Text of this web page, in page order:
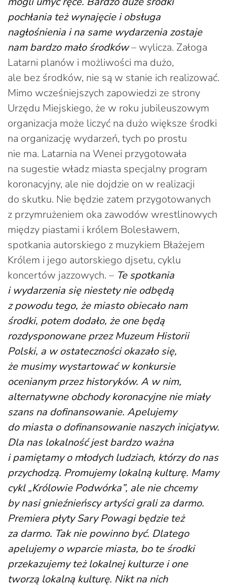
pochłania też wynajęcie i obsługa
nagłośnienia i na same wydarzenia zostaje
nam bardzo mało środków– wylicza. Załoga
Latarni planów i możliwości ma dużo,
ale bez środków, nie są w stanie ich realizować.
Mimo wcześniejszych zapowiedzi ze strony
Urzędu Miejskiego, że w roku jubileuszowym
organizacja może liczyć na dużo większe środki
na organizację wydarzeń, tych po prostu
nie ma. Latarnia na Wenei przygotowała
na sugestie władz miasta specjalny program
koronacyjny, ale nie dojdzie on w realizacji
do skutku. Nie będzie zatem przygotowanych
z przymrużeniem oka zawodów wrestlinowych
między piastami i królem Bolesławem,
spotkania autorskiego z muzykiem Błażejem
Królem i jego autorskiego djsetu, cyklu
koncertów jazzowych. – Te spotkania
i wydarzenia się niestety nie odbędą
z powodu tego, że miasto obiecało nam
środki, potem dodało, że one będą
rozdysponowane przez Muzeum Historii
Polski, a w ostateczności okazało się,
że musimy wystartować w konkursie
ocenianym przez historyków. A w nim,
alternatywne obchody koronacyjne nie miały
szans na dofinansowanie. Apelujemy
do miasta o dofinansowanie naszych inicjatyw.
Dla nas lokalność jest bardzo ważna
i pamiętamy o młodych ludziach, którzy do nas
przychodzą. Promujemy lokalną kulturę. Mamy
cykl „Królowie Podwórka”, ale nie chcemy
by nasi gnieźnieńscy artyści grali za darmo.
Premiera płyty Sary Powagi będzie też
za darmo. Tak nie powinno być. Dlatego
apelujemy o wparcie miasta, bo te środki
przekazujemy też lokalnej kulturze i one
tworzą lokalną kulturę. Nikt na nich